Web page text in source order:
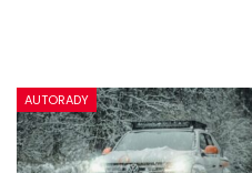
AUTORADY